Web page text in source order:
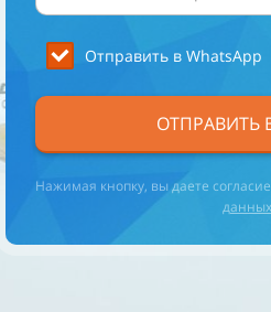
Отправить в WhatsApp
ОТПРАВИТЬ
Нажимая кнопку, вы даете
данных